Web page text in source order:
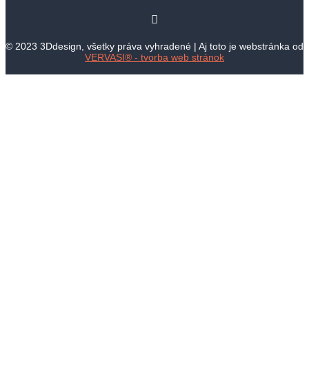
© 2023 3Ddesign, všetky práva vyhradené | Aj toto je webstránka od
VERVASI® - tvorba web stránok